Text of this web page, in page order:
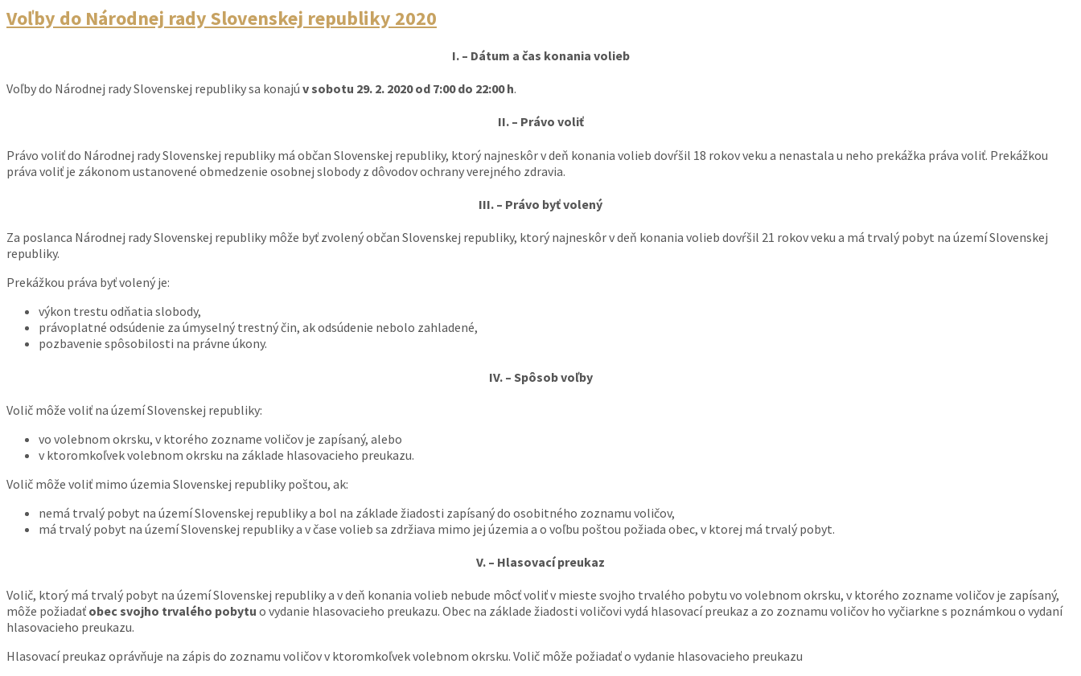
Voľby do Národnej rady Slovenskej republiky 2020
I. – Dátum a čas konania volieb
Voľby do Národnej rady Slovenskej republiky sa konajú v sobotu 29. 2. 2020 od 7:00 do 22:00 h.
II. – Právo voliť
Právo voliť do Národnej rady Slovenskej republiky má občan Slovenskej republiky, ktorý najneskôr v deň konania volieb dovŕšil 18 rokov veku a nenastala u neho prekážka práva voliť. Prekážkou
práva voliť je zákonom ustanovené obmedzenie osobnej slobody z dôvodov ochrany verejného zdravia.
III. – Právo byť volený
Za poslanca Národnej rady Slovenskej republiky môže byť zvolený občan Slovenskej republiky, ktorý najneskôr v deň konania volieb dovŕšil 21 rokov veku a má trvalý pobyt na území Slovenskej
republiky.
Prekážkou práva byť volený je:
výkon trestu odňatia slobody,
právoplatné odsúdenie za úmyselný trestný čin, ak odsúdenie nebolo zahladené,
pozbavenie spôsobilosti na právne úkony.
IV. – Spôsob voľby
Volič môže voliť na území Slovenskej republiky:
vo volebnom okrsku, v ktorého zozname voličov je zapísaný, alebo
v ktoromkoľvek volebnom okrsku na základe hlasovacieho preukazu.
Volič môže voliť mimo územia Slovenskej republiky poštou, ak:
nemá trvalý pobyt na území Slovenskej republiky a bol na základe žiadosti zapísaný do osobitného zoznamu voličov,
má trvalý pobyt na území Slovenskej republiky a v čase volieb sa zdržiava mimo jej územia a o voľbu poštou požiada obec, v ktorej má trvalý pobyt.
V. – Hlasovací preukaz
Volič, ktorý má trvalý pobyt na území Slovenskej republiky a v deň konania volieb nebude môcť voliť v mieste svojho trvalého pobytu vo volebnom okrsku, v ktorého zozname voličov je zapísaný,
môže požiadať obec svojho trvalého pobytu o vydanie hlasovacieho preukazu. Obec na základe žiadosti voličovi vydá hlasovací preukaz a zo zoznamu voličov ho vyčiarkne s poznámkou o vydaní
hlasovacieho preukazu.
Hlasovací preukaz oprávňuje na zápis do zoznamu voličov v ktoromkoľvek volebnom okrsku. Volič môže požiadať o vydanie hlasovacieho preukazu